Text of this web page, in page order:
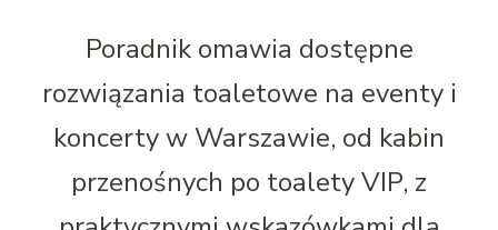
Poradnik omawia dostępne
rozwiązania toaletowe na eventy i
koncerty w Warszawie, od kabin
przenośnych po toalety VIP, z